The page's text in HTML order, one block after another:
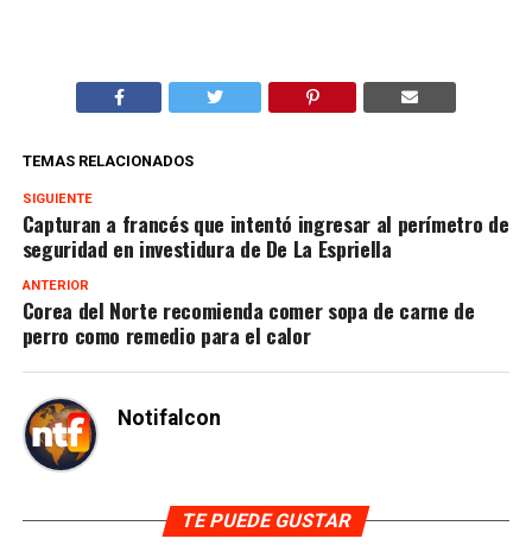
TEMAS RELACIONADOS
SIGUIENTE
Capturan a francés que intentó ingresar al perímetro de
seguridad en investidura de De La Espriella
ANTERIOR
Corea del Norte recomienda comer sopa de carne de
perro como remedio para el calor
Notifalcon
TE PUEDE GUSTAR